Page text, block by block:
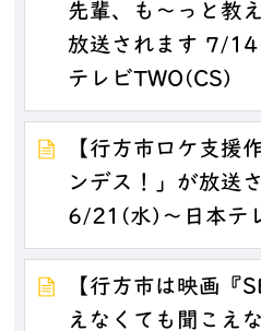
先輩、も～っと教
放送されます 7/
テレビTWO(CS)
【行方市ロケ支援
ンデス！」が放送
6/21(水)～日本テ
【行方市は映画『
えなくても聞こえ